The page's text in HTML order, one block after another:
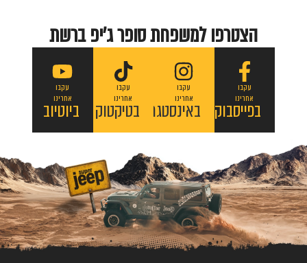
הצטרפו למשפחת סופר ג'יפ ברשת
עקבו
אחרינו
בפייסבוק
עקבו
אחרינו
באינסטגרם
עקבו
אחרינו
ביוטיוב
עקבו
אחרינו
בטיקטוק